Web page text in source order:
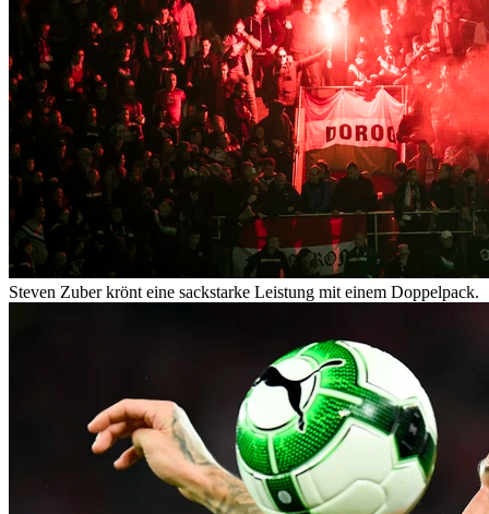
Steven Zuber krönt eine sackstarke Leistung mit einem Doppelpack.